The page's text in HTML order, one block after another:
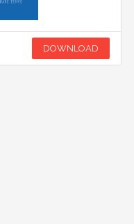
DOWNLOAD